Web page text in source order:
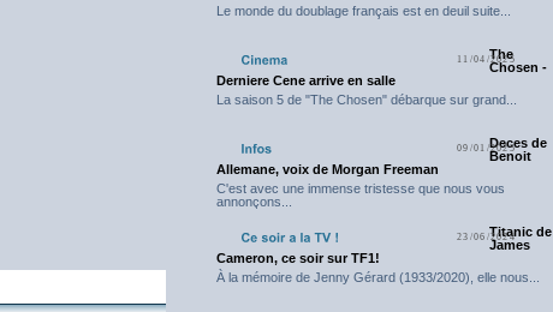
Le monde du doublage français est en deuil suite...
11/04/2025
The
Chosen -
Derniere Cene arrive en salle
La saison 5 de "The Chosen" débarque sur grand...
09/01/2025Deces de
Benoit
Allemane, voix de Morgan Freeman
C'est avec une immense tristesse que nous vous
annonçons...
23/06/2024Titanic de
James
Cameron, ce soir sur TF1!
À la mémoire de Jenny Gérard (1933/2020), elle nous...